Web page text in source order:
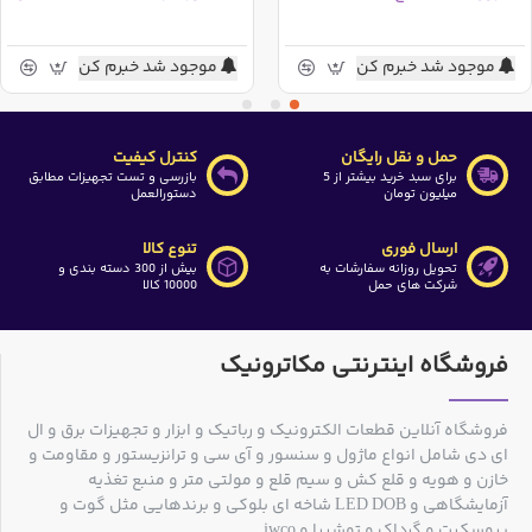
موجود شد خبرم کن موجود شد خبرم کن
حمل و نقل رایگان
برای سبد خرید بیشتر از 5
میلیون تومان
کنترل کیفیت
بازرسی و تست تجهیزات مطابق
دستورالعمل
ارسال فوری
تحویل روزانه سفارشات به
شرکت های حمل
تنوع کالا
بیش از 300 دسته بندی و
10000 کالا
فروشگاه اینترنتی مکاترونیک
فروشگاه آنلاین قطعات الکترونیک و رباتیک و ابزار و تجهیزات برق و ال
ای دی شامل انواع ماژول و سنسور و آی سی و ترانزیستور و مقاومت و
خازن و هویه و قلع کش و سیم قلع و مولتی متر و منبع تغذیه
آزمایشگاهی و LED DOB شاخه ای بلوکی و برندهایی مثل گوت و